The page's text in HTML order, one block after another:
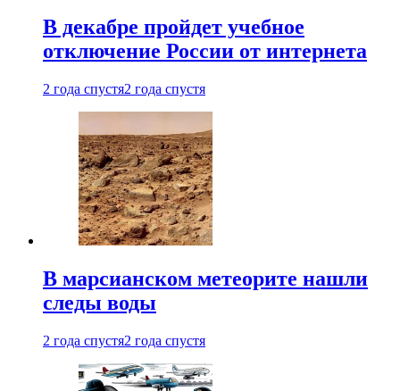
В декабре пройдет учебное
отключение России от интернета
2 года спустя2 года спустя
В марсианском метеорите нашли
следы воды
2 года спустя2 года спустя